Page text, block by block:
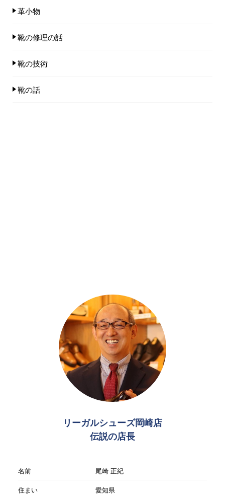
革小物
靴の修理の話
靴の技術
靴の話
リーガルシューズ岡崎店
伝説の店長
名前
尾崎 正紀
住まい
愛知県